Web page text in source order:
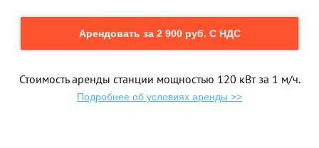
Арендовать за 2 900 руб. С НДС
Стоимость аренды станции мощностью 120 кВт за 1 м/ч.
Подробнее об условиях аренды >>